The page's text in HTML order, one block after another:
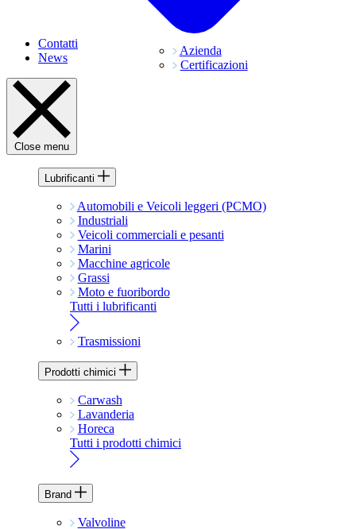
Azienda
Certificazioni
Contatti
News
Close menu
Lubrificanti
Automobili e Veicoli leggeri (PCMO)
Industriali
Veicoli commerciali e pesanti
Marini
Macchine agricole
Grassi
Moto e fuoribordo
Tutti i lubrificanti
Trasmissioni
Prodotti chimici
Carwash
Lavanderia
Horeca
Tutti i prodotti chimici
Brand
Valvoline